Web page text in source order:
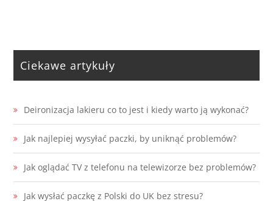
Ciekawe artykuły
Deironizacja lakieru co to jest i kiedy warto ją wykonać?
Jak najlepiej wysyłać paczki, by uniknąć problemów?
Jak oglądać TV z telefonu na telewizorze bez problemów?
Jak wysłać paczkę z Polski do UK bez stresu?